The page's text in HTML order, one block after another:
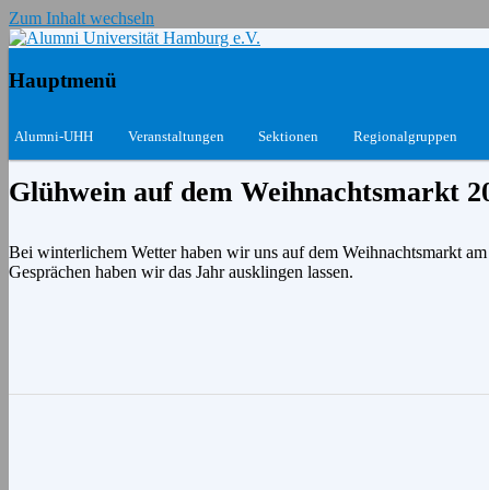
Zum Inhalt wechseln
Alumni Universität Hamburg
Hauptmenü
Alumni-UHH Veranstaltungen Sektionen Regionalgruppen
Glühwein auf dem Weihnachtsmarkt
Bei winterlichem Wetter haben wir uns auf dem Weihnachtsmarkt
Gesprächen haben wir das Jahr ausklingen lassen.